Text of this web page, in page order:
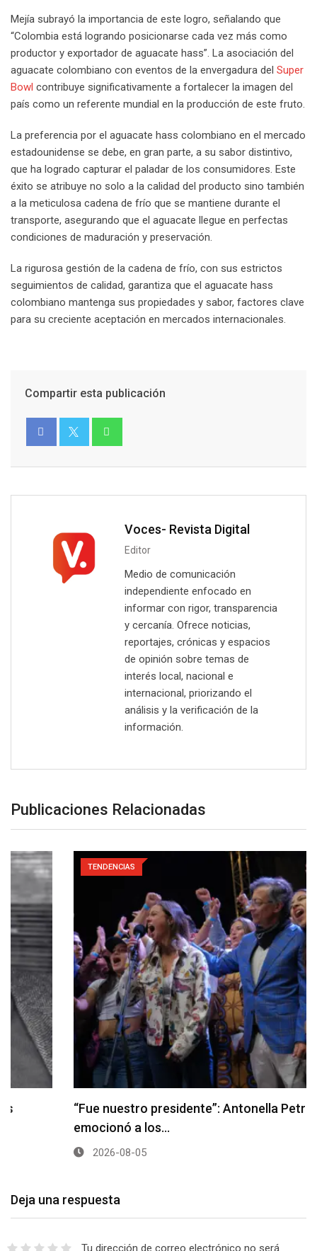
Mejía subrayó la importancia de este logro, señalando que
“Colombia está logrando posicionarse cada vez más como
productor y exportador de aguacate hass”. La asociación del
aguacate colombiano con eventos de la envergadura del Super
Bowl contribuye significativamente a fortalecer la imagen del
país como un referente mundial en la producción de este fruto.
La preferencia por el aguacate hass colombiano en el mercado
estadounidense se debe, en gran parte, a su sabor distintivo,
que ha logrado capturar el paladar de los consumidores. Este
éxito se atribuye no solo a la calidad del producto sino también
a la meticulosa cadena de frío que se mantiene durante el
transporte, asegurando que el aguacate llegue en perfectas
condiciones de maduración y preservación.
La rigurosa gestión de la cadena de frío, con sus estrictos
seguimientos de calidad, garantiza que el aguacate hass
colombiano mantenga sus propiedades y sabor, factores clave
para su creciente aceptación en mercados internacionales.
Compartir esta publicación
Voces- Revista Digital
Editor
Medio de comunicación
independiente enfocado en
informar con rigor, transparencia
y cercanía. Ofrece noticias,
reportajes, crónicas y espacios
de opinión sobre temas de
interés local, nacional e
internacional, priorizando el
análisis y la verificación de la
información.
Publicaciones Relacionadas
“Fue nuestro presidente”: Antonella Petro
emocionó a los…
2026-08-05
Deja una respuesta
Tu dirección de correo electrónico no será